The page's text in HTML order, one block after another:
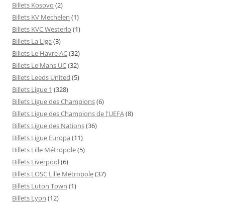
Billets Kosovo (2)
Billets KV Mechelen (1)
Billets KVC Westerlo (1)
Billets La Liga (3)
Billets Le Havre AC(32)
Billets Le Mans UC(32)
Billets Leeds United (5)
Billets Ligue 1 (328)
Billets Ligue des Champions(6)
Billets Ligue des Champions de l'UEFA(8)
Billets Ligue des Nations(36)
Billets Ligue Europa (11)
Billets Lille Métropole(5)
Billets Liverpool(6)
Billets LOSC Lille Métropole(37)
Billets Luton Town (1)
Billets Lyon (12)